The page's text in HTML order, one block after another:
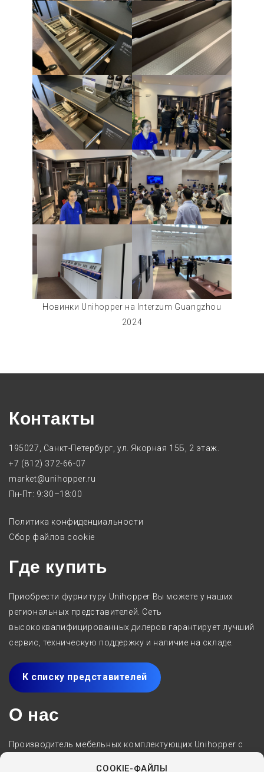
COOKIE-ФАЙЛЫ
Новинки Unihopper на Interzum Guangzhou
2024
Контакты
195027, Санкт-Петербург, ул. Якорная 15Б, 2 этаж.
+7 (812) 372-66-07
market@unihopper.ru
Пн-Пт: 9:30–18:00
Политика конфиденциальности
Сбор файлов cookie
Где купить
Приобрести фурнитуру Unihopper Вы можете у наших
региональных представителей. Сеть
высококвалифицированных дилеров гарантирует лучший
сервис, техническую поддержку и наличие на складе.
К списку представителей
О нас
Производитель мебельных комплектующих Unihopper с